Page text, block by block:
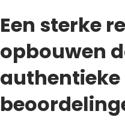
Een sterke
opbouwen
authentieke